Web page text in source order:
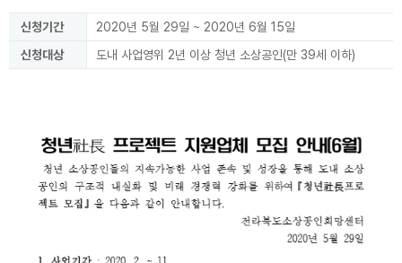
신청기간
2020년 5월 29일 ~ 2020년 6월 15일
신청대상
도내 사업영위 2년 이상 청년 소상공인(만 39세 이하)